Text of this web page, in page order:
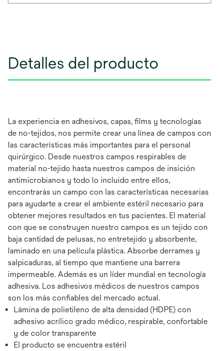
Detalles del producto
La experiencia en adhesivos, capas, films y tecnologías
de no-tejidos, nos permite crear una línea de campos con
las características más importantes para el personal
quirúrgico. Desde nuestros campos respirables de
material no-tejido hasta nuestros campos de insición
antimicrobianos y todo lo incluido entre ellos,
encontrarás un campo con las características necesarias
para ayudarte a crear el ambiente estéril necesario para
obtener mejores resultados en tus pacientes. El material
con que se construyen nuestro campos es un tejido con
baja cantidad de pelusas, no entretejido y absorbente,
laminado en una película plástica. Absorbe derrames y
salpicaduras, al tiempo que mantiene una barrera
impermeable. Además es un líder mundial en tecnología
adhesiva. Los adhesivos médicos de nuestros campos
son los más confiables del mercado actual.
Lámina de polietileno de alta densidad (HDPE) con
adhesivo acrílico grado médico, respirable, confortable
y de color transparente
El producto se encuentra estéril